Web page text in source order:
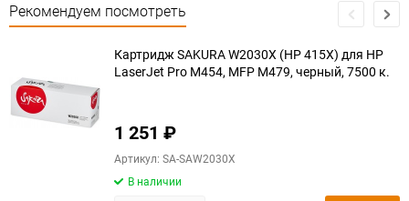
Рекомендуем посмотреть
Картридж SAKURA W2030X (HP 415X) для HP
LaserJet Pro M454, MFP M479, черный, 7500 к.
1 251 ₽
Артикул: SA-SAW2030X
В наличии